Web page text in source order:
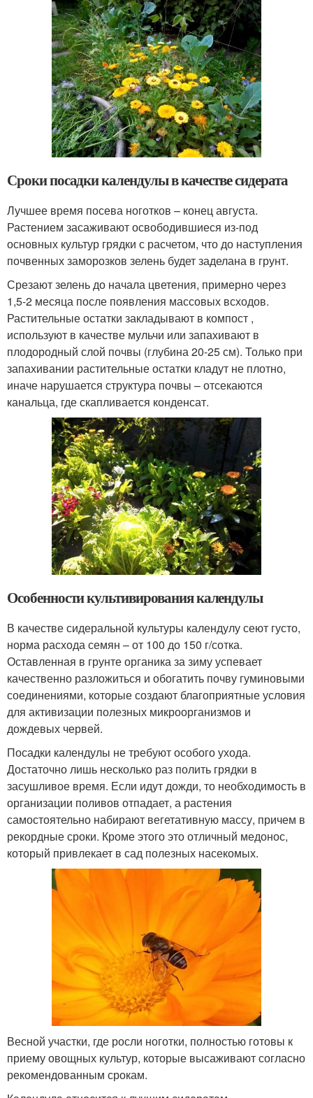
Сроки посадки календулы в качестве сидерата
Лучшее время посева ноготков – конец августа.
Растением засаживают освободившиеся из-под
основных культур грядки с расчетом, что до наступления
почвенных заморозков зелень будет заделана в грунт.
Срезают зелень до начала цветения, примерно через
1,5-2 месяца после появления массовых всходов.
Растительные остатки закладывают в компост ,
используют в качестве мульчи или запахивают в
плодородный слой почвы (глубина 20-25 см). Только при
запахивании растительные остатки кладут не плотно,
иначе нарушается структура почвы – отсекаются
канальца, где скапливается конденсат.
Особенности культивирования календулы
В качестве сидеральной культуры календулу сеют густо,
норма расхода семян – от 100 до 150 г/сотка.
Оставленная в грунте органика за зиму успевает
качественно разложиться и обогатить почву гуминовыми
соединениями, которые создают благоприятные условия
для активизации полезных микроорганизмов и
дождевых червей.
Посадки календулы не требуют особого ухода.
Достаточно лишь несколько раз полить грядки в
засушливое время. Если идут дожди, то необходимость в
организации поливов отпадает, а растения
самостоятельно набирают вегетативную массу, причем в
рекордные сроки. Кроме этого это отличный медонос,
который привлекает в сад полезных насекомых.
Весной участки, где росли ноготки, полностью готовы к
приему овощных культур, которые высаживают согласно
рекомендованным срокам.